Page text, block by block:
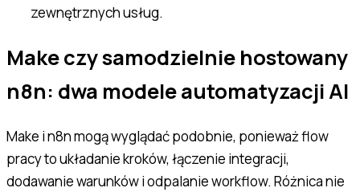
zewnętrznych usług.
Make czy samodzielnie hostowany
n8n: dwa modele automatyzacji AI
Make i n8n mogą wyglądać podobnie, ponieważ flow
pracy to układanie kroków, łączenie integracji,
dodawanie warunków i odpalanie workflow. Różnica nie